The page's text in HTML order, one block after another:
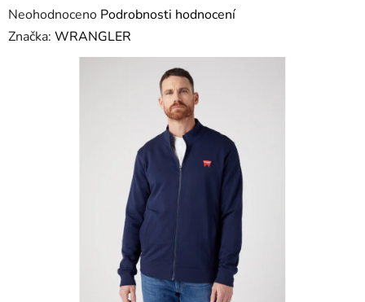
Průměrné
hodnocení
Neohodnoceno Podrobnosti hodnocení
Značka: WRANGLER